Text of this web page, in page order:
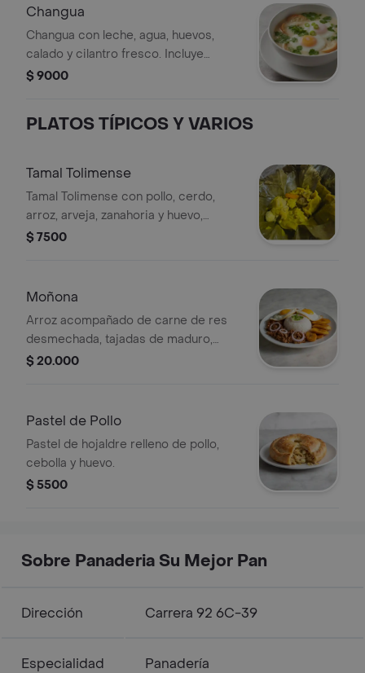
Changua
Changua con leche, agua, huevos,
calado y cilantro fresco. Incluye
cebolla larga.
$ 9000
PLATOS TÍPICOS Y VARIOS
Tamal Tolimense
Tamal Tolimense con pollo, cerdo,
arroz, arveja, zanahoria y huevo,
envuelto en hoja de plátano.
$ 7500
Moñona
Arroz acompañado de carne de res
desmechada, tajadas de maduro,
cebolla y dos huevos fritos.
$ 20.000
Pastel de Pollo
Pastel de hojaldre relleno de pollo,
cebolla y huevo.
$ 5500
Sobre Panaderia Su Mejor Pan
Dirección Carrera 92 6C-39
Especialidad Panadería